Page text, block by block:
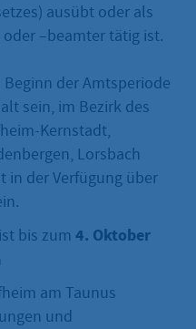
ausübt oder als
–beamter tätig ist.
der Amtsperiode
sein, im Bezirk des
Kernstadt,
Lorsbach
in der Verfügung über
bis zum 4. Oktober
am Taunus
und